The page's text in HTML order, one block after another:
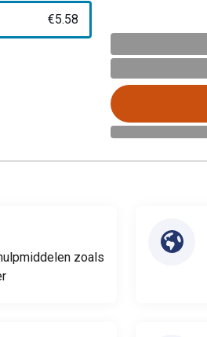
€5.58
zoals